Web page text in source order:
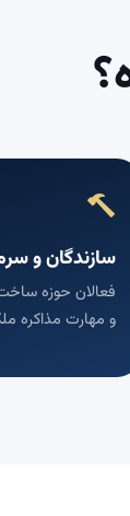
سازندگان و
فعالان حوزه
و مهارت مذاکره